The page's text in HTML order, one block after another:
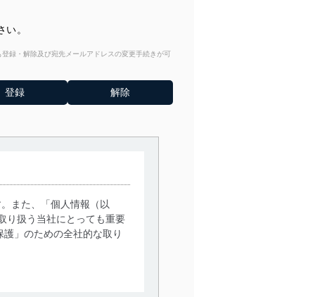
。
録・解除及び宛先メールアドレスの変更手続きが可
また、「個人情報（以
り扱う当社にとっても重要
」のための全社的な取り